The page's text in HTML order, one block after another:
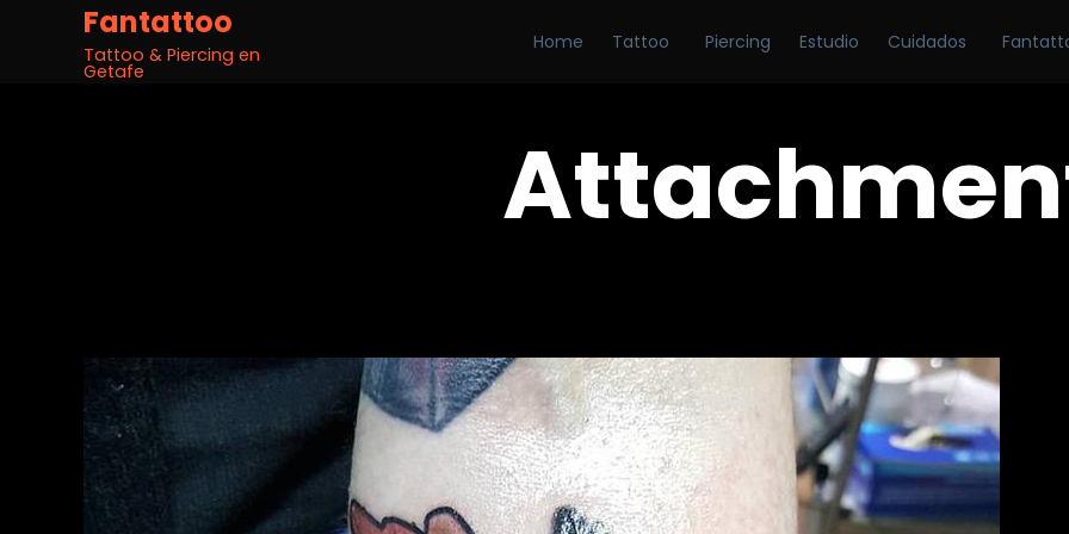
Fantattoo
Tattoo & Piercing en
Getafe
Home Tattoo Piercing Estudio Cuidados